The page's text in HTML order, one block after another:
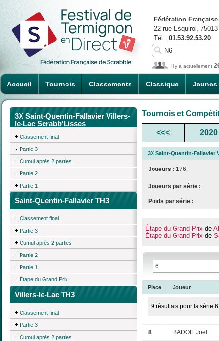
Accueil Tournois Classements Classique Jeunes
Fédération
22 rue Esquirol,
Tél : 01.53.92.53.20
Il y a actuellement
3X Saint-Quentin-Fallavier Villers-
le-Lac Scrabb'Lisses
Classement final
Partie 3
Cumul après 2 parties
Partie 2
Partie 1
Saint-Quentin-Fallavier TH3
Classement final
Partie 3
Cumul après 2 parties
Partie 2
Partie 1
Étape du Grand Prix
Villers-le-Lac TH3
Classement final
Partie 3
Cumul après 2 parties
Tournois et
<<< 2020
3X Saint-Quentin-Fallavier
Joueurs : 176
Joueurs par série :
Poids par série :
Étape du Grand Prix de
Étape du Grand Prix de
Place Joueur
9 résultats pour la série 6
8 BADOIL Joël